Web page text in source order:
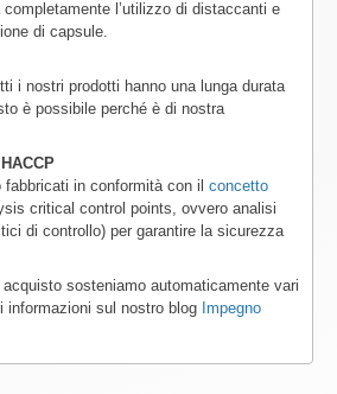
l’utilizzo di distaccanti e
di capsule.
i nostri prodotti hanno una lunga durata
è possibile perché è di nostra
fabbricati in conformità con il concetto
critical control points, ovvero analisi
di controllo) per garantire la sicurezza
acquisto sosteniamo automaticamente vari
informazioni sul nostro blog Impegno